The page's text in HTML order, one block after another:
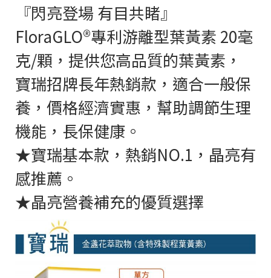
『閃亮登場 有目共睹』
FloraGLO®專利游離型葉黃素 20毫
克/顆，提供您高品質的葉黃素，
寶瑞招牌長年熱銷款，適合一般保
養，價格經濟實惠，幫助調節生理
機能，長保健康。
★寶瑞基本款，熱銷NO.1，晶亮有
感推薦。
★晶亮營養補充的優質選擇